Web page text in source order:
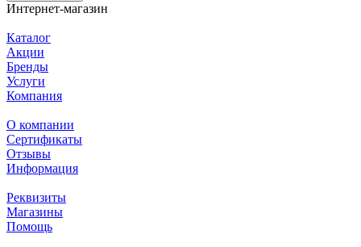
Интернет-магазин
Каталог
Акции
Бренды
Услуги
Компания
О компании
Сертификаты
Отзывы
Информация
Реквизиты
Магазины
Помощь